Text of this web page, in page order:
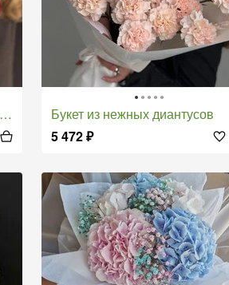
Букет из нежных диантусов
5 472₽